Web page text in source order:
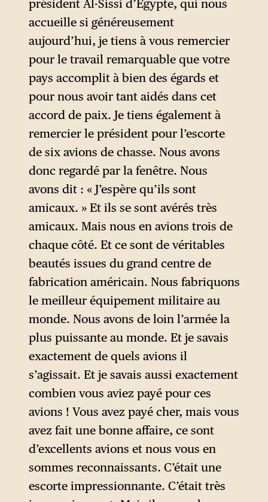
président Al-Sissi d’Égypte, qui nous
accueille si généreusement
aujourd’hui, je tiens à vous remercier
pour le travail remarquable que votre
pays accomplit à bien des égards et
pour nous avoir tant aidés dans cet
accord de paix. Je tiens également à
remercier le président pour l’escorte
de six avions de chasse. Nous avons
donc regardé par la fenêtre. Nous
avons dit : « J’espère qu’ils sont
amicaux. » Et ils se sont avérés très
amicaux. Mais nous en avions trois de
chaque côté. Et ce sont de véritables
beautés issues du grand centre de
fabrication américain. Nous fabriquons
le meilleur équipement militaire au
monde. Nous avons de loin l’armée la
plus puissante au monde. Et je savais
exactement de quels avions il
s’agissait. Et je savais aussi exactement
combien vous aviez payé pour ces
avions ! Vous avez payé cher, mais vous
avez fait une bonne affaire, ce sont
d’excellents avions et nous vous en
sommes reconnaissants. C’était une
escorte impressionnante. C’était très